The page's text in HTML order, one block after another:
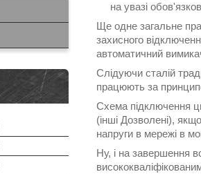
на увазі
Ще одне загальне
захисного
автоматичний
Слідуючи сталій
працюють за
Схема підключення
(інші Дозволені),
напруги в мережі в
Ну, і на завершення